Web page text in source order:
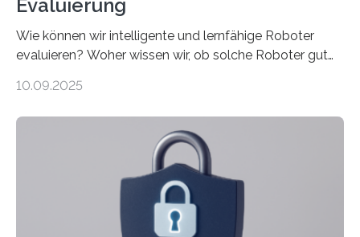
Evaluierung
Wie können wir intelligente und lernfähige Roboter
evaluieren? Woher wissen wir, ob solche Roboter gut
sich CAVECORE – ein neues Marie Skłodowska-Curie
koordiniert wird. Ab dem 1. September werden sich
über einen Zeitraum von vier Jahren insgesamt 15
Promovierende im Rahmen von CAVECORE mit
kognitiven Robotern beschäftigen – also mit Robotern,
die mittels Sensoren ihre Umgebung erfassen,
Informationen verarbeiten und häufig auch mit…
10.09.2025